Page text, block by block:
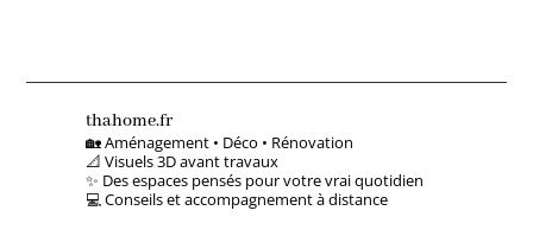
thahome.fr
🏡 Aménagement • Déco • Rénovation
📐 Visuels 3D avant travaux
✨ Des espaces pensés pour votre vrai quotidien
💻 Conseils et accompagnement à distance